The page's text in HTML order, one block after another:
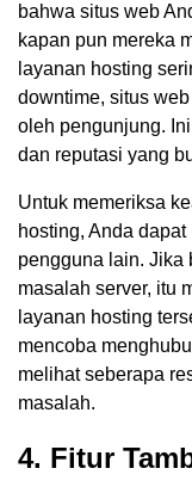
bahwa situs web
kapan pun mereka
layanan hosting
downtime, situs
oleh pengunjung.
dan reputasi yang
Untuk memeriksa
hosting, Anda
pengguna lain. Jika
masalah server, itu
layanan hosting
mencoba
melihat seberapa
masalah.
4. Fitur